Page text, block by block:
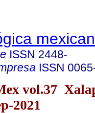
ISSN 2448-
ISSN
vol.37
2021